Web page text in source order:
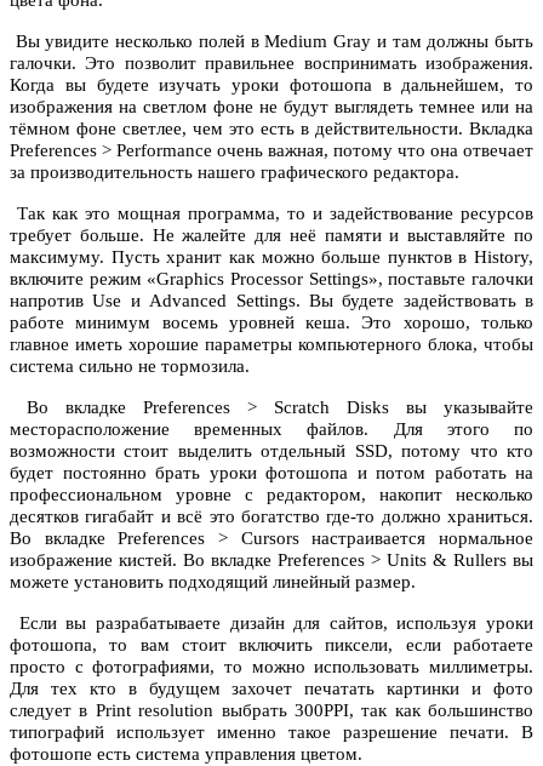
Вы увидите несколько полей в Medium Gray и там должны быть
галочки. Это позволит правильнее воспринимать изображения.
Когда вы будете изучать уроки фотошопа в дальнейшем, то
изображения на светлом фоне не будут выглядеть темнее или на
тёмном фоне светлее, чем это есть в действительности. Вкладка
Preferences > Performance очень важная, потому что она отвечает
за производительность нашего графического редактора.
Так как это мощная программа, то и задействование ресурсов
требует больше. Не жалейте для неё памяти и выставляйте по
максимуму. Пусть хранит как можно больше пунктов в History,
включите режим «Graphics Processor Settings», поставьте галочки
напротив Use и Advanced Settings. Вы будете задействовать в
работе минимум восемь уровней кеша. Это хорошо, только
главное иметь хорошие параметры компьютерного блока, чтобы
система сильно не тормозила.
Во вкладке Preferences > Scratch Disks вы указывайте
месторасположение временных файлов. Для этого по
возможности стоит выделить отдельный SSD, потому что кто
будет постоянно брать уроки фотошопа и потом работать на
профессиональном уровне с редактором, накопит несколько
десятков гигабайт и всё это богатство где-то должно храниться.
Во вкладке Preferences > Cursors настраивается нормальное
изображение кистей. Во вкладке Preferences > Units & Rullers вы
можете установить подходящий линейный размер.
Если вы разрабатываете дизайн для сайтов, используя уроки
фотошопа, то вам стоит включить пиксели, если работаете
просто с фотографиями, то можно использовать миллиметры.
Для тех кто в будущем захочет печатать картинки и фото
следует в Print resolution выбрать 300PPI, так как большинство
типографий использует именно такое разрешение печати. В
фотошопе есть система управления цветом.